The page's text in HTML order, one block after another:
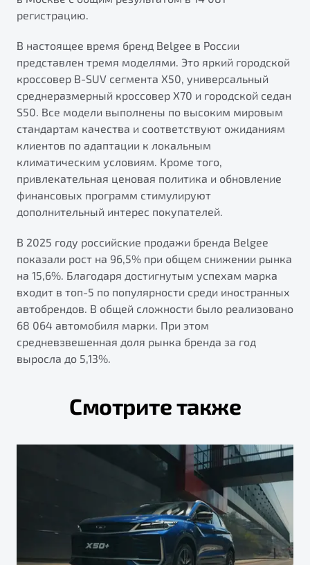
Универсальный кроссовер
от 2 499 990 ₽*
Обзор В наличии
Автокредит
Запись на сервис
Калькулятор ТО
Клиентская поддержка
регистрацию.
В настоящее время бренд Belgee в России
представлен тремя моделями. Это яркий городской
кроссовер B-SUV сегмента X50, универсальный
среднеразмерный кроссовер X70 и городской седан
S50. Все модели выполнены по высоким мировым
стандартам качества и соответствуют ожиданиям
клиентов по адаптации к локальным
климатическим условиям. Кроме того,
привлекательная ценовая политика и обновление
финансовых программ стимулируют
дополнительный интерес покупателей.
В 2025 году российские продажи бренда Belgee
показали рост на 96,5% при общем снижении рынка
на 15,6%. Благодаря достигнутым успехам марка
входит в топ-5 по популярности среди иностранных
автобрендов. В общей сложности было реализовано
68 064 автомобиля марки. При этом
средневзвешенная доля рынка бренда за год
выросла до 5,13%.
Смотрите также